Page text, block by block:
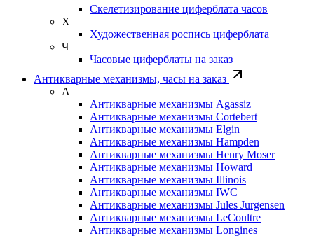
Скелетизирование циферблата часов
Х
Художественная роспись циферблата
Ч
Часовые циферблаты на заказ
Антикварные механизмы, часы на заказ
А
Антикварные механизмы Agassiz
Антикварные механизмы Cortebert
Антикварные механизмы Elgin
Антикварные механизмы Hampden
Антикварные механизмы Henry Moser
Антикварные механизмы Howard
Антикварные механизмы Illinois
Антикварные механизмы IWC
Антикварные механизмы Jules Jurgensen
Антикварные механизмы LeCoultre
Антикварные механизмы Longines